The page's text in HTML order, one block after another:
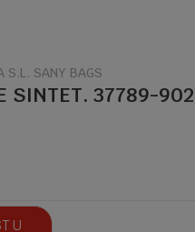
S.L. SANY BAGS
SINTET. 37789-902
U